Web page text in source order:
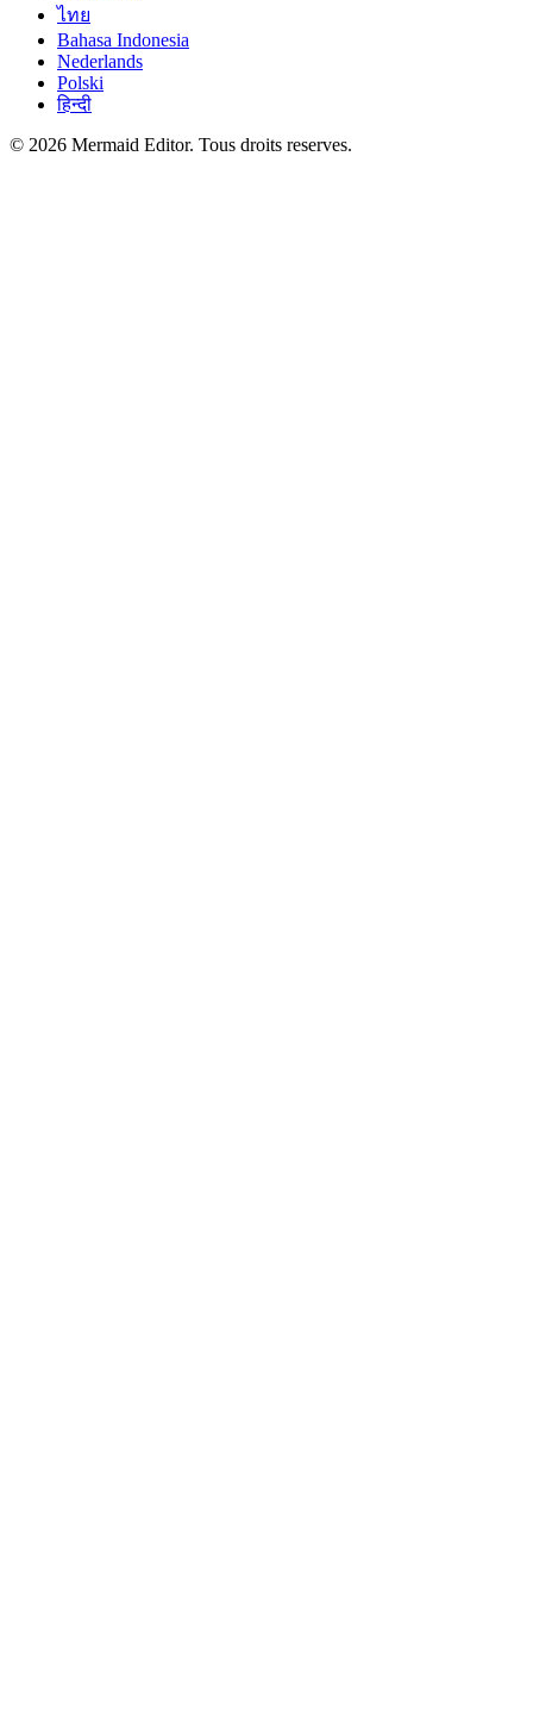
ไทย
Bahasa Indonesia
Nederlands
Polski
हिन्दी
© 2026 Mermaid Editor. Tous droits reserves.